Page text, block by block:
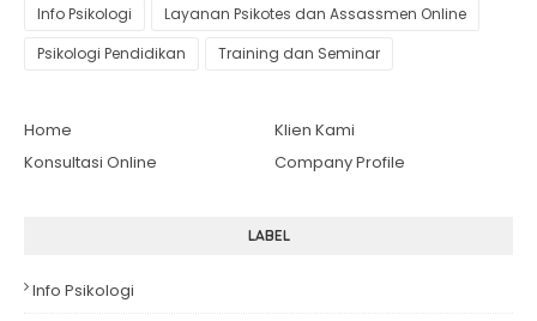
Info Psikologi
Layanan Psikotes dan Assassmen Online
Psikologi Pendidikan
Training dan Seminar
Home
Klien Kami
Konsultasi Online
Company Profile
LABEL
Info Psikologi